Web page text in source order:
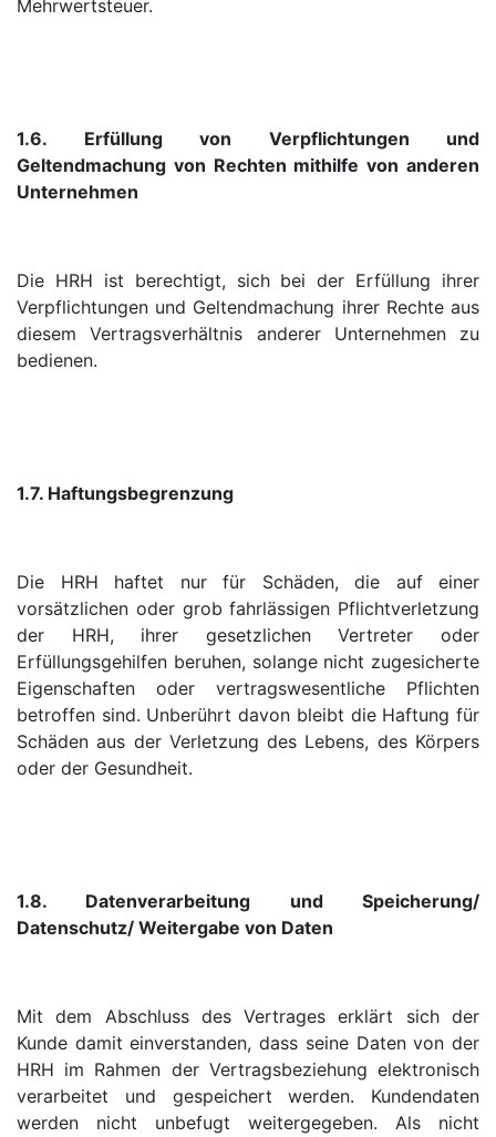
Mehrwertsteuer.
1.6. Erfüllung von Verpflichtungen und
Geltendmachung von Rechten mithilfe von anderen
Unternehmen
Die HRH ist berechtigt, sich bei der Erfüllung ihrer
Verpflichtungen und Geltendmachung ihrer Rechte aus
diesem Vertragsverhältnis anderer Unternehmen zu
bedienen.
1.7. Haftungsbegrenzung
Die HRH haftet nur für Schäden, die auf einer
vorsätzlichen oder grob fahrlässigen Pflichtverletzung
der HRH, ihrer gesetzlichen Vertreter oder
Erfüllungsgehilfen beruhen, solange nicht zugesicherte
Eigenschaften oder vertragswesentliche Pflichten
betroffen sind. Unberührt davon bleibt die Haftung für
Schäden aus der Verletzung des Lebens, des Körpers
oder der Gesundheit.
1.8. Datenverarbeitung und Speicherung/
Datenschutz/ Weitergabe von Daten
Mit dem Abschluss des Vertrages erklärt sich der
Kunde damit einverstanden, dass seine Daten von der
HRH im Rahmen der Vertragsbeziehung elektronisch
verarbeitet und gespeichert werden. Kundendaten
werden nicht unbefugt weitergegeben. Als nicht